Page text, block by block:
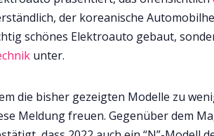
der koreanische
schönes Elektroauto gebaut,
unter.
die bisher gezeigten Modelle zu
Meldung freuen. Gegenüber dem